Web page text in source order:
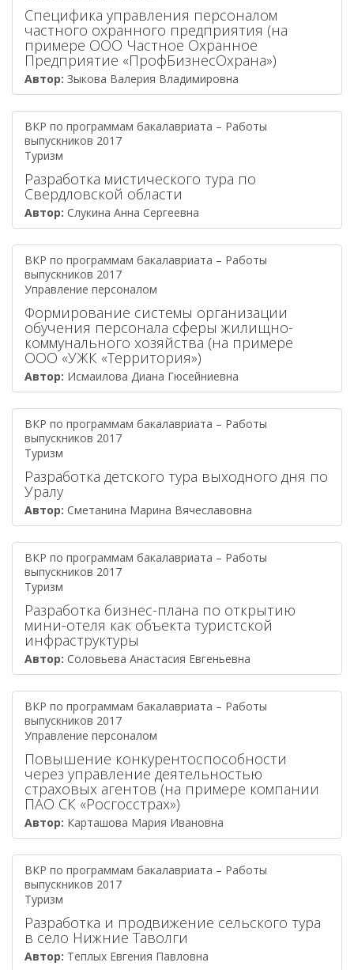
Специфика управления персоналом
частного охранного предприятия (на
примере ООО Частное Охранное
Предприятие «ПрофБизнесОхрана»)
Автор: Зыкова Валерия Владимировна
ВКР по программам бакалавриата – Работы
выпускников 2017
Туризм
Разработка мистического тура по
Свердловской области
Автор: Слукина Анна Сергеевна
ВКР по программам бакалавриата – Работы
выпускников 2017
Управление персоналом
Формирование системы организации
обучения персонала сферы жилищно-
коммунального хозяйства (на примере
ООО «УЖК «Территория»)
Автор: Исмаилова Диана Гюсейниевна
ВКР по программам бакалавриата – Работы
выпускников 2017
Туризм
Разработка детского тура выходного дня по
Уралу
Автор: Сметанина Марина Вячеславовна
ВКР по программам бакалавриата – Работы
выпускников 2017
Туризм
Разработка бизнес-плана по открытию
мини-отеля как объекта туристской
инфраструктуры
Автор: Соловьева Анастасия Евгеньевна
ВКР по программам бакалавриата – Работы
выпускников 2017
Управление персоналом
Повышение конкурентоспособности
через управление деятельностью
страховых агентов (на примере компании
ПАО СК «Росгосстрах»)
Автор: Карташова Мария Ивановна
ВКР по программам бакалавриата – Работы
выпускников 2017
Туризм
Разработка и продвижение сельского тура
в село Нижние Таволги
Автор: Теплых Евгения Павловна